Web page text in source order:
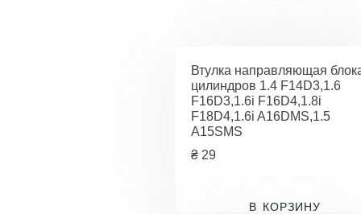
Втулка направляющая
цилиндров 1.4 F14D3,1.6
F16D3,1.6i F16D4,1.8i
F18D4,1.6i A16DMS,1.5
A15SMS
₴ 29
В КОРЗИНУ